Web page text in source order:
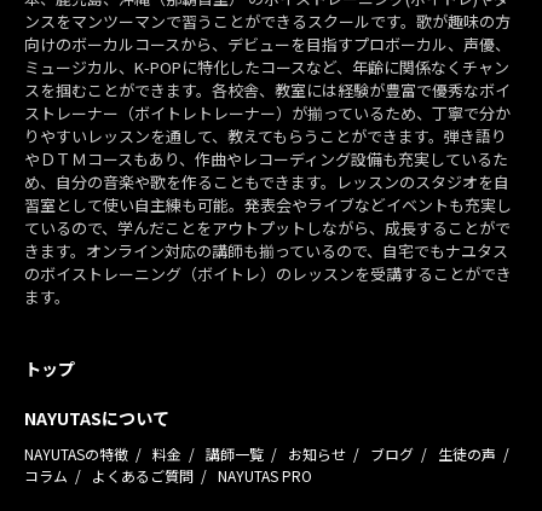
ンスをマンツーマンで習うことができるスクールです。歌が趣味の方
向けのボーカルコースから、デビューを目指すプロボーカル、声優、
ミュージカル、K-POPに特化したコースなど、年齢に関係なくチャン
スを掴むことができます。各校舎、教室には経験が豊富で優秀なボイ
ストレーナー（ボイトレトレーナー）が揃っているため、丁寧で分か
りやすいレッスンを通して、教えてもらうことができます。弾き語り
やＤＴＭコースもあり、作曲やレコーディング設備も充実しているた
め、自分の音楽や歌を作ることもできます。レッスンのスタジオを自
習室として使い自主練も可能。発表会やライブなどイベントも充実し
ているので、学んだことをアウトプットしながら、成長することがで
きます。オンライン対応の講師も揃っているので、自宅でもナユタス
のボイストレーニング（ボイトレ）のレッスンを受講することができ
ます。
トップ
NAYUTASについて
NAYUTASの特徴 料金 講師一覧 お知らせ ブログ
生徒の声
コラム
よくあるご質問 NAYUTAS PRO